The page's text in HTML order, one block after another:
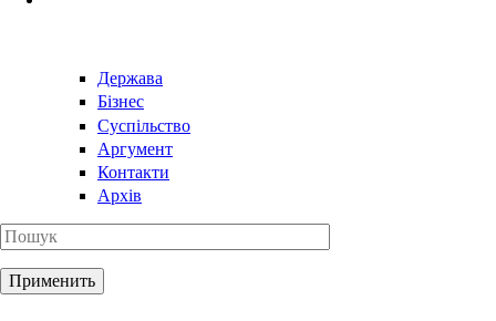
Держава
Бізнес
Суспільство
Аргумент
Контакти
Архів